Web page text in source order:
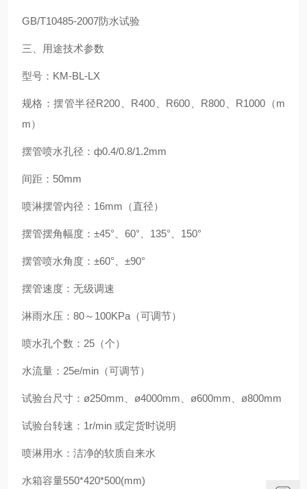
GB/T10485-2007防水试验
三、用途技术参数
型号：KM-BL-LX
规格：摆管半径R200、R400、R600、R800、R1000（m
m）
摆管喷水孔径：ф0.4/0.8/1.2mm
间距：50mm
喷淋摆管内径：16mm（直径）
摆管摆角幅度：±45°、60°、135°、150°
摆管喷水角度：±60°、±90°
摆管速度：无级调速
淋雨水压：80～100KPa（可调节）
喷水孔个数：25（个）
水流量：25e/min（可调节）
试验台尺寸：ø250mm、ø4000mm、ø600mm、ø800mm
试验台转速：1r/min 或定货时说明
喷淋用水：洁净的软质自来水
水箱容量550*420*500(mm)